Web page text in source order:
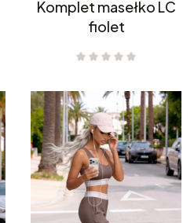
Komplet masełko LC
fiolet